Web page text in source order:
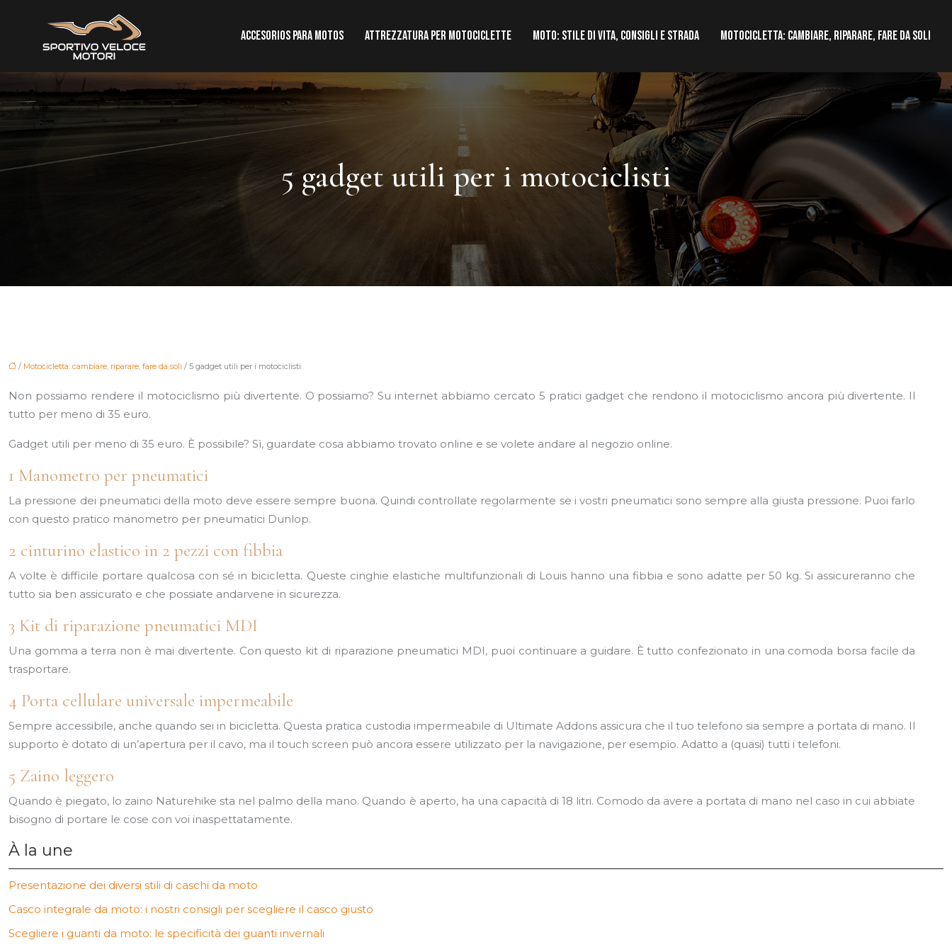
Accesorios para motos Attrezzatura per motociclette Moto: stile di vita, consigli e strada Motocicletta: cambiare, riparare, fare da soli
5 gadget utili per i motociclisti
/ Motocicletta: cambiare, riparare, fare da soli / 5 gadget utili per i motociclisti
Non possiamo rendere il motociclismo più divertente. O possiamo? Su internet abbiamo cercato 5 pratici gadget che rendono il motociclismo ancora più divertente. Il
tutto per meno di 35 euro.
Gadget utili per meno di 35 euro. È possibile? Sì, guardate cosa abbiamo trovato online e se volete andare al negozio online.
1 Manometro per pneumatici
La pressione dei pneumatici della moto deve essere sempre buona. Quindi controllate regolarmente se i vostri pneumatici sono sempre alla giusta pressione. Puoi farlo
con questo pratico manometro per pneumatici Dunlop.
2 cinturino elastico in 2 pezzi con fibbia
A volte è difficile portare qualcosa con sé in bicicletta. Queste cinghie elastiche multifunzionali di Louis hanno una fibbia e sono adatte per 50 kg. Si assicureranno che
tutto sia ben assicurato e che possiate andarvene in sicurezza.
3 Kit di riparazione pneumatici MDI
Una gomma a terra non è mai divertente. Con questo kit di riparazione pneumatici MDI, puoi continuare a guidare. È tutto confezionato in una comoda borsa facile da
trasportare.
4 Porta cellulare universale impermeabile
Sempre accessibile, anche quando sei in bicicletta. Questa pratica custodia impermeabile di Ultimate Addons assicura che il tuo telefono sia sempre a portata di mano. Il
supporto è dotato di un’apertura per il cavo, ma il touch screen può ancora essere utilizzato per la navigazione, per esempio. Adatto a (quasi) tutti i telefoni.
5 Zaino leggero
Quando è piegato, lo zaino Naturehike sta nel palmo della mano. Quando è aperto, ha una capacità di 18 litri. Comodo da avere a portata di mano nel caso in cui abbiate
bisogno di portare le cose con voi inaspettatamente.
À la une
Presentazione dei diversi stili di caschi da moto
Casco integrale da moto: i nostri consigli per scegliere il casco giusto
Scegliere i guanti da moto: le specificità dei guanti invernali